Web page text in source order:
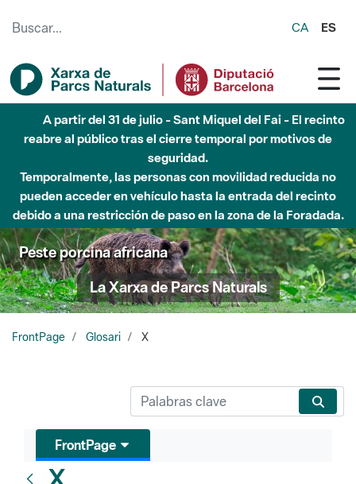
CA ES
A partir del 31 de julio - Sant Miquel del Fai - El recinto
reabre al público tras el cierre temporal por motivos de
seguridad.
Temporalmente, las personas con movilidad reducida no
pueden acceder en vehículo hasta la entrada del recinto
debido a una restricción de paso en la zona de la Foradada.
Peste porcina africana
La Xarxa de Parcs Naturals
FrontPage Glosari X
FrontPage